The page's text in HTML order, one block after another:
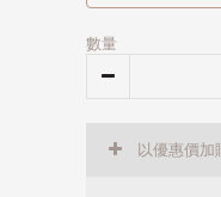
數量
以優惠價加